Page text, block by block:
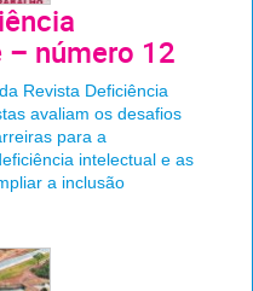
número 12
Revista Deficiência
avaliam os desafios
para a
intelectual e as
a inclusão